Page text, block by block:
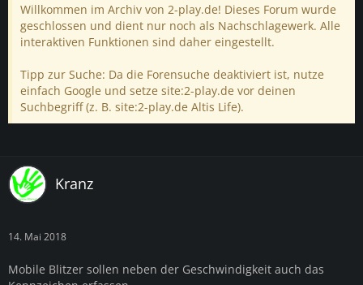
Willkommen im Archiv von 2-play.de! Dieses Forum wurde
geschlossen und dient nur noch als Nachschlagewerk. Alle
interaktiven Funktionen sind daher eingestellt.
Tipp zur Suche: Da die Forensuche deaktiviert ist, nutze
einfach Google und setze site:2-play.de vor deinen
Suchbegriff (z. B. site:2-play.de Altis Life).
Kranz
14. Mai 2018
Mobile Blitzer sollen neben der Geschwindigkeit auch das